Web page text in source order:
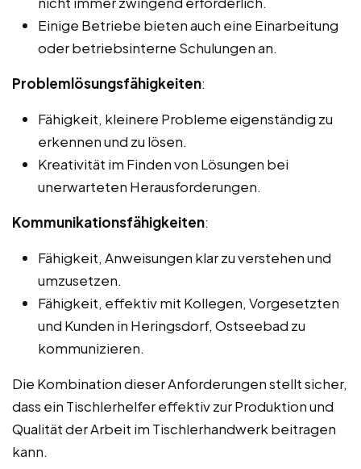
Einige Betriebe bieten auch eine Einarbeitung
oder betriebsinterne Schulungen an.
Problemlösungsfähigkeiten:
Fähigkeit, kleinere Probleme eigenständig zu
erkennen und zu lösen.
Kreativität im Finden von Lösungen bei
unerwarteten Herausforderungen.
Kommunikationsfähigkeiten:
Fähigkeit, Anweisungen klar zu verstehen und
umzusetzen.
Fähigkeit, effektiv mit Kollegen, Vorgesetzten
und Kunden in Heringsdorf, Ostseebad zu
kommunizieren.
Die Kombination dieser Anforderungen stellt sicher,
dass ein Tischlerhelfer effektiv zur Produktion und
Qualität der Arbeit im Tischlerhandwerk beitragen
kann.